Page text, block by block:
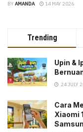
BY AMANDA 14 MAY 2026
Trending
Upin &
24 JULY
Cara
Xiaomi